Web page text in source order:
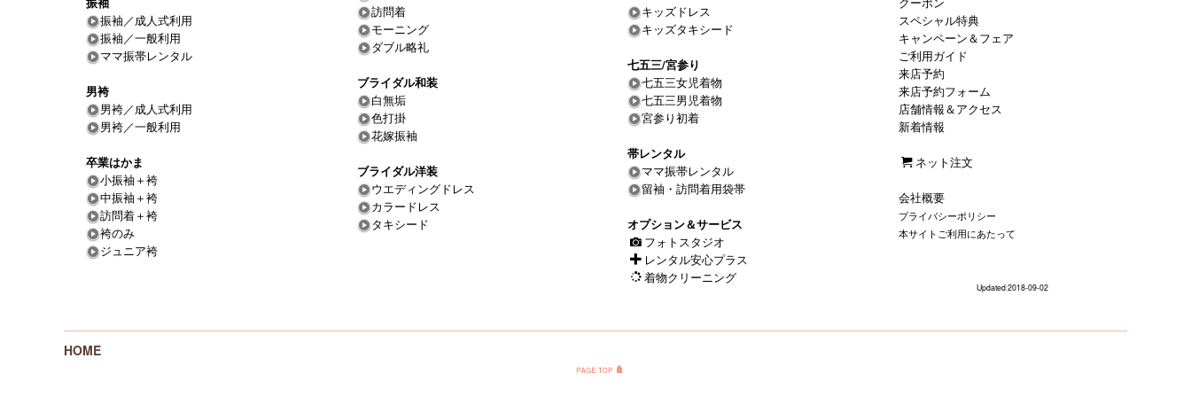
振袖／成人式利用
振袖／一般利用
ママ振帯レンタル
男袴
男袴／成人式利用
男袴／一般利用
卒業はかま
小振袖＋袴
中振袖＋袴
訪問着＋袴
袴のみ
ジュニア袴
訪問着
モーニング
ダブル略礼
ブライダル和装
白無垢
色打掛
花嫁振袖
ブライダル洋装
ウエディングドレス
カラードレス
タキシード
キッズドレス
キッズタキシード
七五三/宮参り
七五三女児着物
七五三男児着物
宮参り初着
帯レンタル
ママ振帯レンタル
留袖・訪問着用袋帯
オプション＆サービス
フォトスタジオ
レンタル安心プラス
着物クリーニング
スペシャル特典
キャンペーン＆フェア
ご利用ガイド
来店予約
来店予約フォーム
店舗情報＆アクセス
新着情報
ネット注文
会社概要
プライバシーポリシー
本サイトご利用にあたって
Updated 2018-09-02
HOME